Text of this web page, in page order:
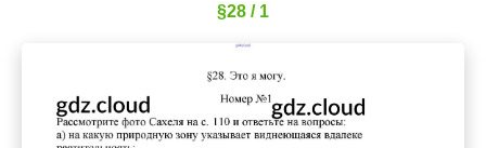
§28 / 1